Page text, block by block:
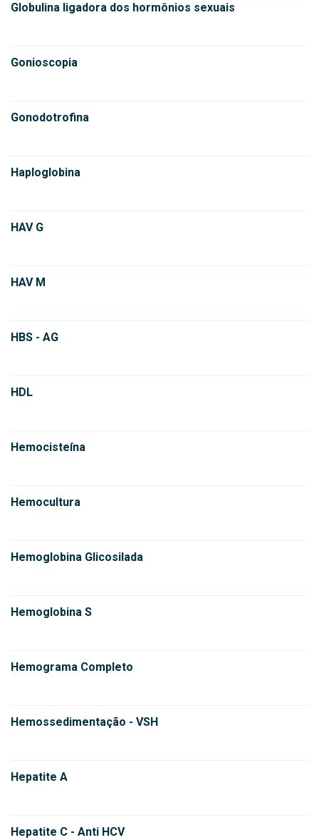
Globulina ligadora dos hormônios sexuais
Gonioscopia
Gonodotrofina
Haploglobina
HAV G
HAV M
HBS - AG
HDL
Hemocisteína
Hemocultura
Hemoglobina Glicosilada
Hemoglobina S
Hemograma Completo
Hemossedimentação - VSH
Hepatite A
Hepatite C - Anti HCV